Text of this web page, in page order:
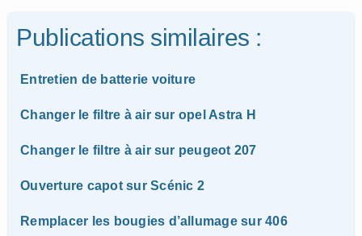
Publications similaires :
Entretien de batterie voiture
Changer le filtre à air sur opel Astra H
Changer le filtre à air sur peugeot 207
Ouverture capot sur Scénic 2
Remplacer les bougies d’allumage sur 406